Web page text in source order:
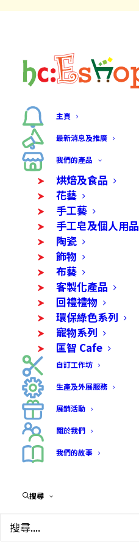
主頁
最新消息及推廣
我們的產品
烘焙及食品
花藝
手工藝
手工皂及個人用品
陶瓷
飾物
布藝
客製化產品
回禮禮物
環保綠色系列
寵物系列
匡智 Cafe
自訂工作坊
生產及外展服務
展銷活動
關於我們
我們的故事
搜尋